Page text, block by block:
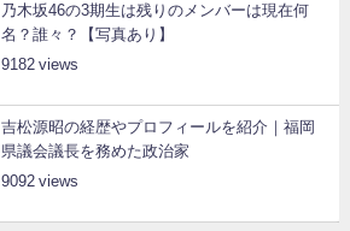
乃木坂46の3期生は残りのメンバーは現在何
名？誰々？【写真あり】
9182
吉松源昭の経歴やプロフィールを紹介｜福岡
県議会議長を務めた政治家
9092